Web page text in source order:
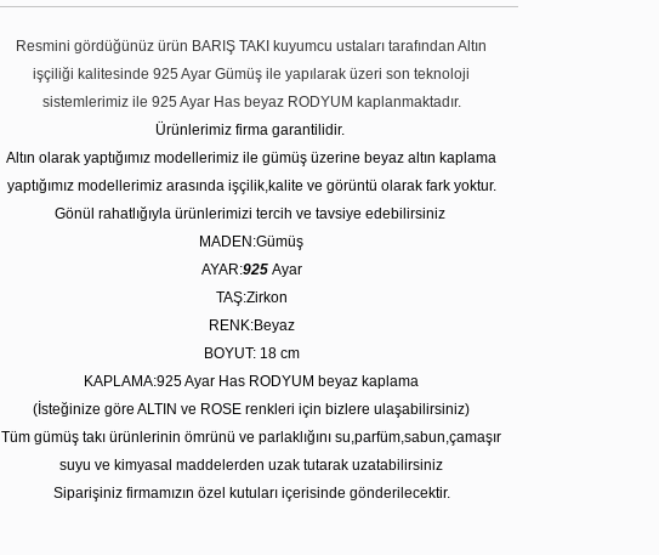
Resmini gördüğünüz ürün BARIŞ TAKI kuyumcu ustaları tarafından Altın
işçiliği kalitesinde 925 Ayar Gümüş ile yapılarak üzeri son teknoloji
sistemlerimiz ile 925 Ayar Has beyaz RODYUM kaplanmaktadır.
Ürünlerimiz firma garantilidir.
Altın olarak yaptığımız modellerimiz ile gümüş üzerine beyaz altın kaplama
yaptığımız modellerimiz arasında işçilik,kalite ve görüntü olarak fark yoktur.
Gönül rahatlığıyla ürünlerimizi tercih ve tavsiye edebilirsiniz
MADEN:Gümüş
AYAR:925 Ayar
TAŞ:Zirkon
RENK:Beyaz
BOYUT: 18 cm
KAPLAMA:925 Ayar Has RODYUM beyaz kaplama
(İsteğinize göre ALTIN ve ROSE renkleri için bizlere ulaşabilirsiniz)
Tüm gümüş takı ürünlerinin ömrünü ve parlaklığını su,parfüm,sabun,çamaşır
suyu ve kimyasal maddelerden uzak tutarak uzatabilirsiniz
Siparişiniz firmamızın özel kutuları içerisinde gönderilecektir.